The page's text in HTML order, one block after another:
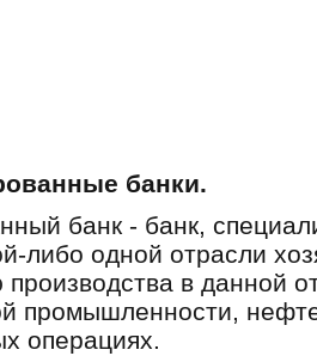
банки.
банк - банк,
либо одной отрасли
в данной
промышленности,
операциях.